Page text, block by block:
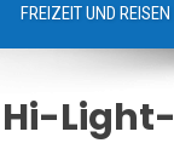
FREIZEIT UND REISEN
Hi-Light-